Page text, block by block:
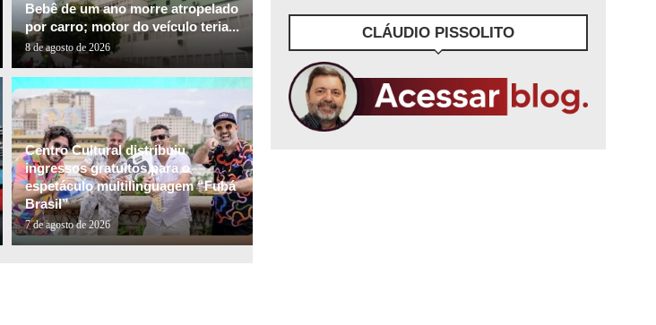
Bebê de um ano morre atropelado
por carro; motor do veículo teria...
8 de agosto de 2026
Centro Cultural distribuiu
ingressos gratuitos para o
espetáculo multilinguagem “Fubá
Brasil”
7 de agosto de 2026
CLÁUDIO PISSOLITO